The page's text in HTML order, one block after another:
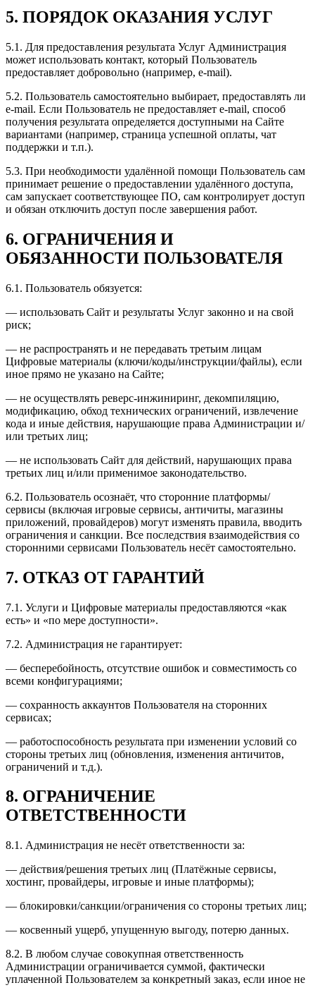
5. ПОРЯДОК ОКАЗАНИЯ УСЛУГ
5.1. Для предоставления результата Услуг Администрация
может использовать контакт, который Пользователь
предоставляет добровольно (например, e-mail).
5.2. Пользователь самостоятельно выбирает, предоставлять ли
e-mail. Если Пользователь не предоставляет e-mail, способ
получения результата определяется доступными на Сайте
вариантами (например, страница успешной оплаты, чат
поддержки и т.п.).
5.3. При необходимости удалённой помощи Пользователь сам
принимает решение о предоставлении удалённого доступа,
сам запускает соответствующее ПО, сам контролирует доступ
и обязан отключить доступ после завершения работ.
6. ОГРАНИЧЕНИЯ И
ОБЯЗАННОСТИ ПОЛЬЗОВАТЕЛЯ
6.1. Пользователь обязуется:
— использовать Сайт и результаты Услуг законно и на свой
риск;
— не распространять и не передавать третьим лицам
Цифровые материалы (ключи/коды/инструкции/файлы), если
иное прямо не указано на Сайте;
— не осуществлять реверс-инжиниринг, декомпиляцию,
модификацию, обход технических ограничений, извлечение
кода и иные действия, нарушающие права Администрации и/
или третьих лиц;
— не использовать Сайт для действий, нарушающих права
третьих лиц и/или применимое законодательство.
6.2. Пользователь осознаёт, что сторонние платформы/
сервисы (включая игровые сервисы, античиты, магазины
приложений, провайдеров) могут изменять правила, вводить
ограничения и санкции. Все последствия взаимодействия со
сторонними сервисами Пользователь несёт самостоятельно.
7. ОТКАЗ ОТ ГАРАНТИЙ
7.1. Услуги и Цифровые материалы предоставляются «как
есть» и «по мере доступности».
7.2. Администрация не гарантирует:
— бесперебойность, отсутствие ошибок и совместимость со
всеми конфигурациями;
— сохранность аккаунтов Пользователя на сторонних
сервисах;
— работоспособность результата при изменении условий со
стороны третьих лиц (обновления, изменения античитов,
ограничений и т.д.).
8. ОГРАНИЧЕНИЕ
ОТВЕТСТВЕННОСТИ
8.1. Администрация не несёт ответственности за:
— действия/решения третьих лиц (Платёжные сервисы,
хостинг, провайдеры, игровые и иные платформы);
— блокировки/санкции/ограничения со стороны третьих лиц;
— косвенный ущерб, упущенную выгоду, потерю данных.
8.2. В любом случае совокупная ответственность
Администрации ограничивается суммой, фактически
уплаченной Пользователем за конкретный заказ, если иное не